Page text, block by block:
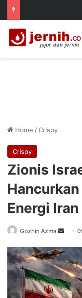
Home /Crispy
Crispy
Zionis
Energi Iran
Gozhin Azma
Send
email